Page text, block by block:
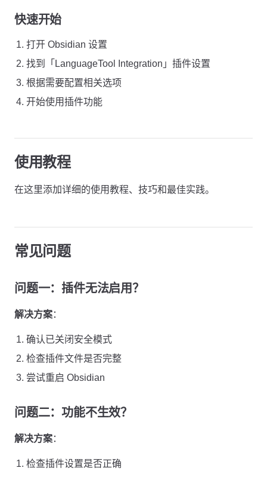
快速开始
打开 Obsidian 设置
找到「LanguageTool Integration」插件设置
根据需要配置相关选项
开始使用插件功能
使用教程
在这里添加详细的使用教程、技巧和最佳实践。
常见问题
问题一：插件无法启用？
解决方案：
确认已关闭安全模式
检查插件文件是否完整
尝试重启 Obsidian
问题二：功能不生效？
解决方案：
检查插件设置是否正确